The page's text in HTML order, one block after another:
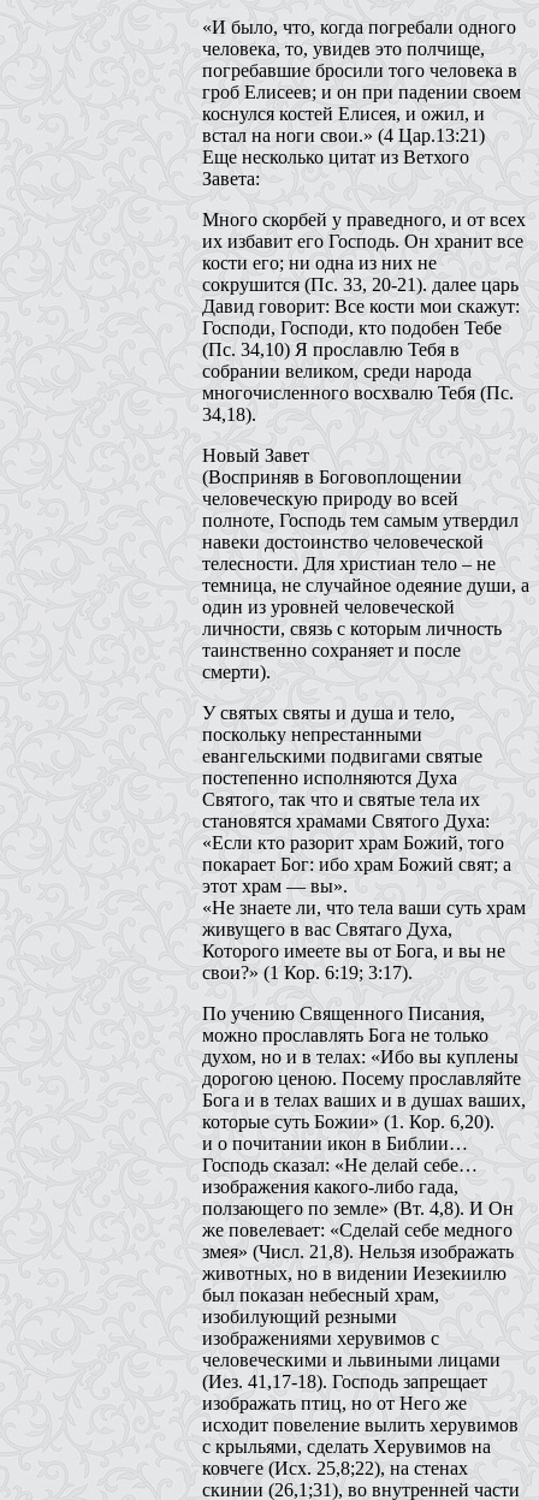
«И было, что, когда погребали одного
человека, то, увидев это полчище,
погребавшие бросили того человека в
гроб Елисеев; и он при падении своем
коснулся костей Елисея, и ожил, и
встал на ноги свои.» (4 Цар.13:21)
Еще несколько цитат из Ветхого
Завета:
Много скорбей у праведного, и от всех
их избавит его Господь. Он хранит все
кости его; ни одна из них не
сокрушится (Пс. 33, 20-21). далее царь
Давид говорит: Все кости мои скажут:
Господи, Господи, кто подобен Тебе
(Пс. 34,10) Я прославлю Тебя в
собрании великом, среди народа
многочисленного восхвалю Тебя (Пс.
34,18).
Новый Завет
(Восприняв в Боговоплощении
человеческую природу во всей
полноте, Господь тем самым утвердил
навеки достоинство человеческой
телесности. Для христиан тело – не
темница, не случайное одеяние души, а
один из уровней человеческой
личности, связь с которым личность
таинственно сохраняет и после
смерти).
У святых святы и душа и тело,
поскольку непрестанными
евангельскими подвигами святые
постепенно исполняются Духа
Святого, так что и святые тела их
становятся храмами Святого Духа:
«Если кто разорит храм Божий, того
покарает Бог: ибо храм Божий свят; а
этот храм — вы».
«Не знаете ли, что тела ваши суть храм
живущего в вас Святаго Духа,
Которого имеете вы от Бога, и вы не
свои?» (1 Кор. 6:19; 3:17).
По учению Священного Писания,
можно прославлять Бога не только
духом, но и в телах: «Ибо вы куплены
дорогою ценою. Посему прославляйте
Бога и в телах ваших и в душах ваших,
которые суть Божии» (1. Кор. 6,20).
и о почитании икон в Библии…
Господь сказал: «Не делай себе…
изображения какого-либо гада,
ползающего по земле» (Вт. 4,8). И Он
же повелевает: «Сделай себе медного
змея» (Числ. 21,8). Нельзя изображать
животных, но в видении Иезекиилю
был показан небесный храм,
изобилующий резными
изображениями херувимов с
человеческими и львиными лицами
(Иез. 41,17-18). Господь запрещает
изображать птиц, но от Него же
исходит повеление вылить херувимов
с крыльями, сделать Херувимов на
ковчеге (Исх. 25,8;22), на стенах
скинии (26,1;31), во внутренней части